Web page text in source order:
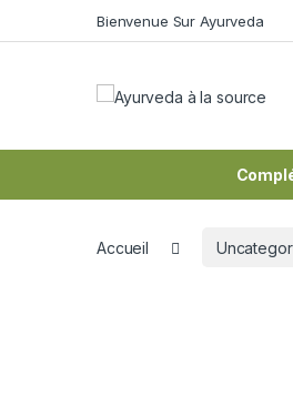
Bienvenue Sur Ayurveda
Accueil